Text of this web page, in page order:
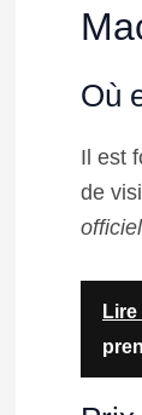
Où
Il est
de